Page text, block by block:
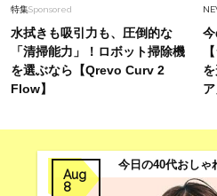
特集Sponsored
水拭きも吸引力も、圧倒的な
「清掃能力」！ロボット掃除機
を選ぶなら【Qrevo Curv 2
Flow】
ア
Aug
8
今日の40代おしゃ